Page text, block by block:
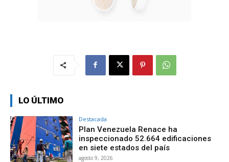
LO ÚLTIMO
Destacada
Plan Venezuela Renace ha
inspeccionado 52.664 edificaciones
en siete estados del país
agosto 9, 2026